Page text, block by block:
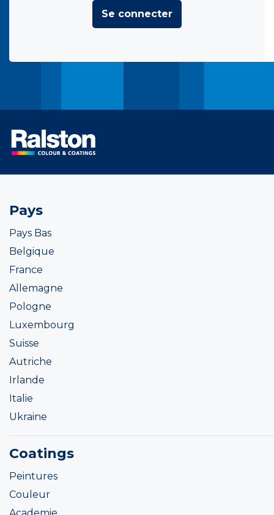
Se connecter
Pays
Pays Bas
Belgique
France
Allemagne
Pologne
Luxembourg
Suisse
Autriche
Irlande
Italie
Ukraine
Coatings
Peintures
Couleur
Academie